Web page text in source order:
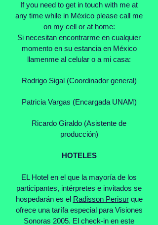
If you need to get in touch with me at
any time while in México please call me
on my cell or at home:
Si necesitan encontrarme en cualquier
momento en su estancia en México
llamenme al celular o a mi casa:
Rodrigo Sigal (Coordinador general)
Patricia Vargas (Encargada UNAM)
Ricardo Giraldo (Asistente de
producción)
HOTELES
EL Hotel en el que la mayoría de los
participantes, intérpretes e invitados se
hospedarán es el Radisson Perisurque
ofrece una tarífa especial para Visiones
Sonoras 2005. El check-in en este